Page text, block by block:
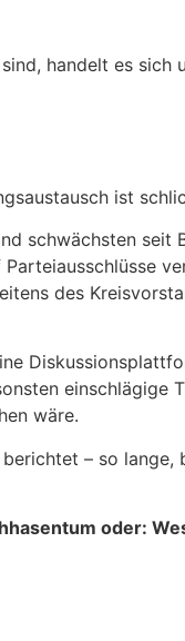
handelt es sich
ist
schwächsten seit
des
einschlägige
wäre.
– so
oder: